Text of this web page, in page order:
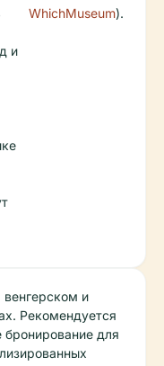
и
WhichMuseum).
и
Рекомендуется
бронирование для